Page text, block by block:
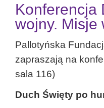
Konferencja
wojny. Misje
Pallotyńska
zapraszają na
sala 116)
Duch Święty po